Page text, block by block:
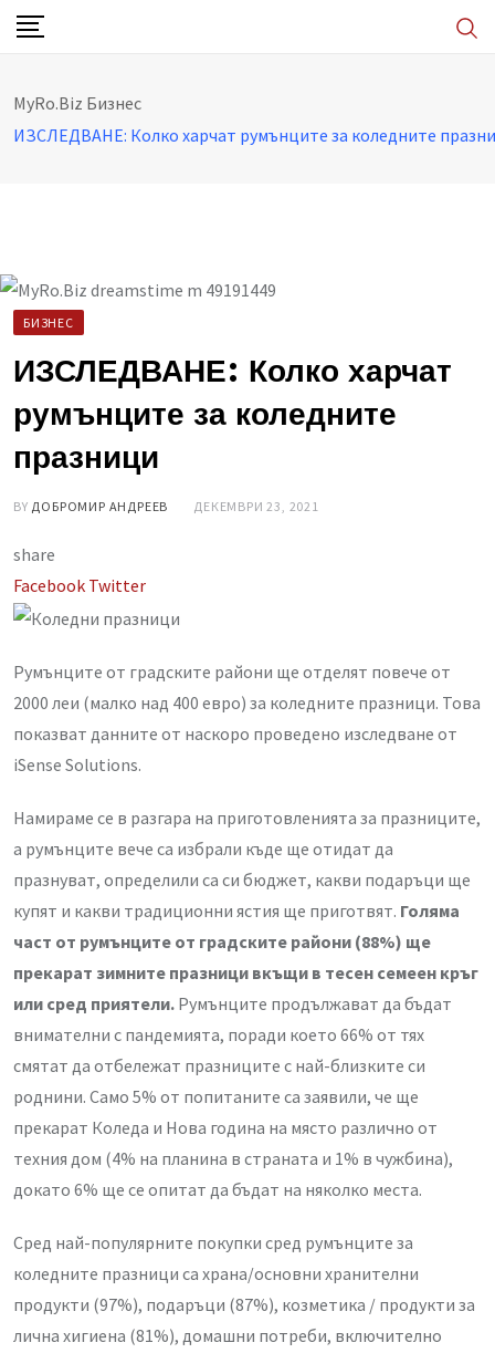
Skip
MyRo.Biz Бизнес
ИЗСЛЕДВАНЕ: Колко харчат румънците за коледните
БИЗНЕС
ИЗСЛЕДВАНЕ: Колко харчат
румънците за коледните
празници
BY ДОБРОМИР АНДРЕЕВ ДЕКЕМВРИ 23, 2021
share
Facebook TwitterLinkedIn
Whatsapp
Share
via
Румънците от градските райони ще отделят повече от
2000 леи (малко над 400 евро) за коледните празници. Това
показват данните от наскоро проведено изследване от
iSense Solutions.
Намираме се в разгара на приготовленията за празниците,
а румънците вече са избрали къде ще отидат да
празнуват, определили са си бюджет, какви подаръци ще
купят и какви традиционни ястия ще приготвят. Голяма
част от румънците от градските райони (88%) ще
прекарат зимните празници вкъщи в тесен семеен кръг
или сред приятели. Румънците продължават да бъдат
внимателни с пандемията, поради което 66% от тях
смятат да отбележат празниците с най-близките си
роднини. Само 5% от попитаните са заявили, че ще
прекарат Коледа и Нова година на място различно от
техния дом (4% на планина в страната и 1% в чужбина),
докато 6% ще се опитат да бъдат на няколко места.
Сред най-популярните покупки сред румънците за
коледните празници са храна/основни хранителни
продукти (97%), подаръци (87%), козметика / продукти за
лична хигиена (81%), домашни потреби, включително